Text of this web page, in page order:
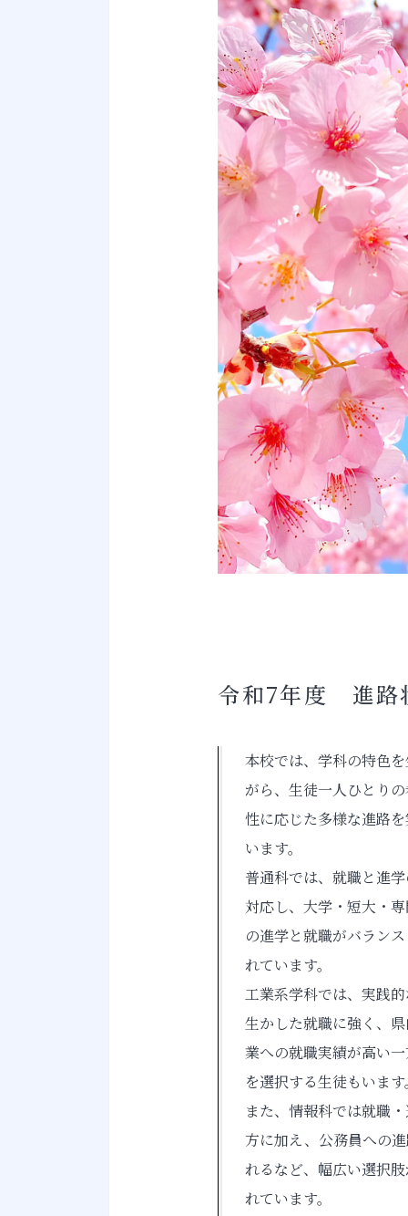
令和7年度 進路
本校では、学科の特色
がら、生徒一人ひとり
性に応じた多様な進路
います。
普通科では、就職と進
対応し、大学・短大・
の進学と就職がバラン
れています。
工業系学科では、実践
生かした就職に強く、
業への就職実績が高い
を選択する生徒もいま
また、情報科では就職
方に加え、公務員への
れるなど、幅広い選択
れています。